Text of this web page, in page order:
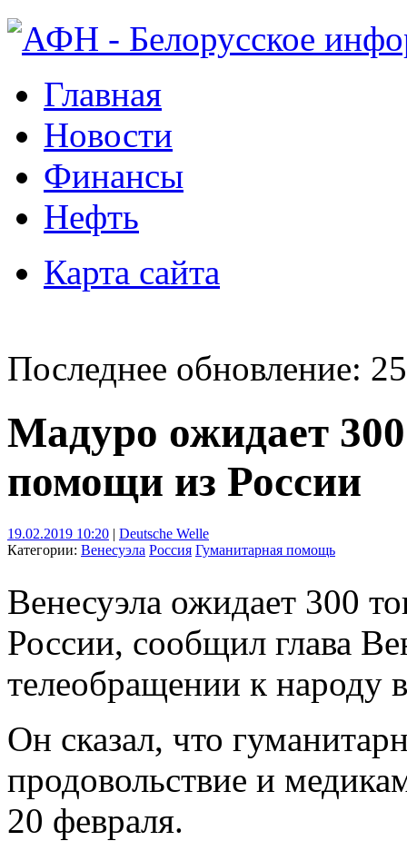
Главная
Новости
Финансы
Нефть
Карта сайта
Последнее обновление:
Мадуро ожидает
помощи из России
19.02.2019 10:20 | Deutsche Welle
Категории: Венесуэла Россия Гуманитарная помощь
Венесуэла ожидает 300
России, сообщил глава
телеобращении к народу
Он сказал, что
продовольствие и
20 февраля.